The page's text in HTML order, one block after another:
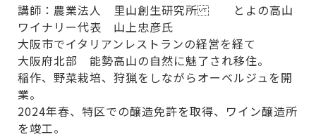
講師：農業法人 里山創生研究所 とよの高山
ワイナリー代表 山上忠彦氏
大阪市でイタリアンレストランの経営を経て
大阪府北部 能勢高山の自然に魅了され移住。
稲作、野菜栽培、狩猟をしながらオーベルジュを開
業。
2024年春、特区での醸造免許を取得、ワイン醸造所
を竣工。